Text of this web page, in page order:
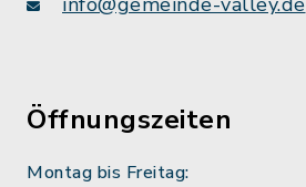
Öffnungszeiten
Montag bis Freitag: